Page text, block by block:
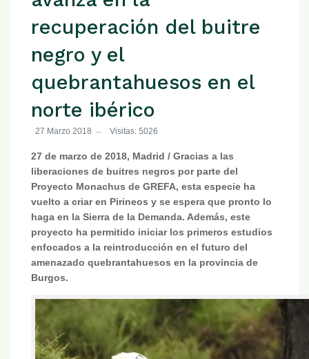
recuperación del buitre
negro y el
quebrantahuesos en el
norte ibérico
27 Marzo 2018 Visitas: 5026
27 de marzo de 2018, Madrid / Gracias a las
liberaciones de buitres negros por parte del
Proyecto Monachus de GREFA, esta especie ha
vuelto a criar en Pirineos y se espera que pronto lo
haga en la Sierra de la Demanda. Además, este
proyecto ha permitido iniciar los primeros estudios
enfocados a la reintroducción en el futuro del
amenazado quebrantahuesos en la provincia de
Burgos.